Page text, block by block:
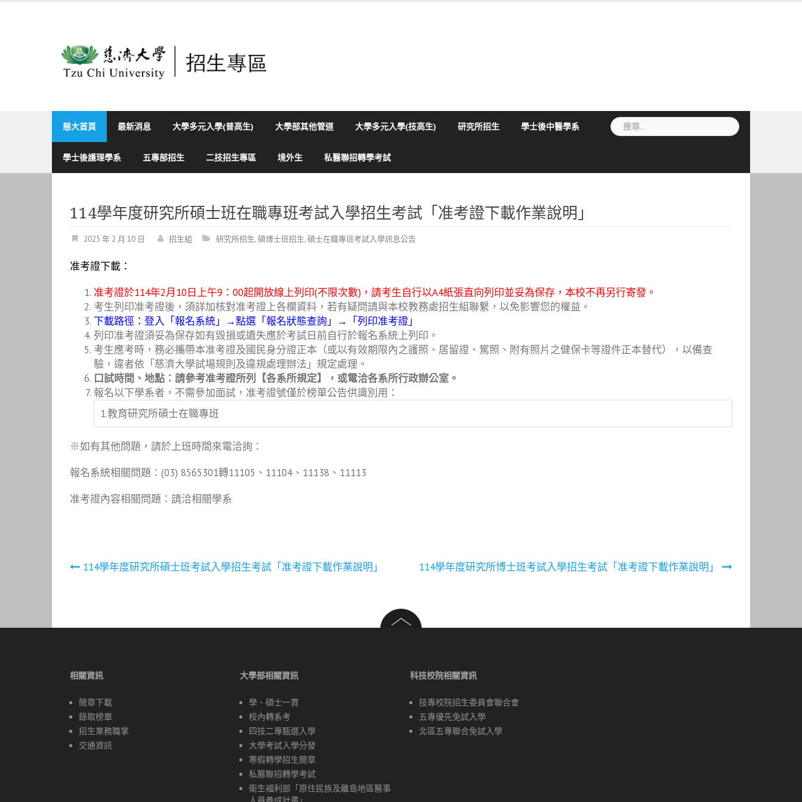
慈大首頁 最新消息 大學多元入學(普高生) 大學部其他管道 大學多元入學(技高生) 研究所招生 學士後中醫學系
學士後護理學系 五專部招生 二技招生專區 境外生 私醫聯招轉學考試
搜
尋
114學年度研究所碩士班在職專班考試入學招生考試「准考證下載作業說明」
2025 年 2 月 10 日 招生組 研究所招生,碩博士班招生,碩士在職專班考試入學訊息公告
准考證下載：
准考證於114年2月10日上午9：00起開放線上列印(不限次數)，請考生自行以A4紙張直向列印並妥為保存，本校不再另行寄發。
考生列印准考證後，須詳加核對准考證上各欄資料，若有疑問請與本校教務處招生組聯繫，以免影響您的權益。
下載路徑：登入「報名系統」→點選「報名狀態查詢」→「列印准考證」
列印准考證須妥為保存如有毁損或遺失應於考試日前自行於報名系統上列印。
考生應考時，務必攜帶本准考證及國民身分證正本（或以有效期限內之護照、居留證、駕照、附有照片之健保卡等證件正本替代），以備查
驗，違者依「慈濟大學試場規則及違規處理辦法」規定處理。
口試時間、地點：請參考准考證所列【各系所規定】，或電洽各系所行政辦公室。
報名以下學系者，不需參加面試，准考證號僅於榜單公告供識別用：
1.教育研究所碩士在職專班
※如有其他問題，請於上班時間來電洽詢：
報名系統相關問題：(03) 8565301轉11105、11104、11138、11113
准考證內容相關問題：請洽相關學系
文
導
114學年度研究所碩士班考試入學招生考試「准考證下載作業說明」 114學年度研究所博士班考試入學招生考試「准考證下載作業說明」
相關資訊
簡章下載
錄取榜單
招生業務職掌
交通資訊
大學部相關資訊
學、碩士一貫
校內轉系考
四技二專甄選入學
大學考試入學分發
寒假轉學招生簡章
私醫聯招轉學考試
衛生福利部「原住民族及離島地區醫事
科技校院相關資訊
技專校院招生委員會聯合會
五專優先免試入學
北區五專聯合免試入學